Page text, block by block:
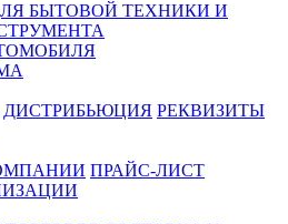
БЫТОВОЙ ТЕХНИКИ И
ДИСТРИБЬЮЦИЯ РЕКВИЗИТЫ
ПРАЙС-ЛИСТ